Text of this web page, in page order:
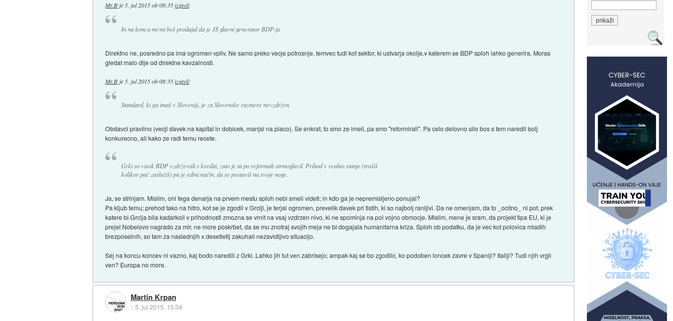
Mr.Bje5. jul 2015 ob 08:35 izjavil:
In na koncu mi mi boš prodajal da je JS glavni generator BDP-ja
Direktno ne, posredno pa ima ogromen vpliv. Ne samo preko vecje potrosnje, temvec tudi kot sektor, ki ustvarja okolje,v katerem se BDP sploh lahko generira. Moras
gledat malo dlje od direktne kavzalnosti.
Mr.B je 5. jul 2015 ob 08:35 izjavil:
Standard, ki ga imaš v Sloveniji, je za Slovenske razmere nevzdržen.
Obdavci pravilno (vecji davek na kapital in dobicek, manjsi na placo). Se enkrat, to smo ze imeli, pa smo "reformirali". Pa celo delovno silo bos s tem naredil bolj
konkurecno, ali kako ze radi temu recete.
Grki so visok BDP vzdrževali s krediti, zato je ta po reformah strmoglavil. Prihod v realno stanje (trošiš
kolikor pač zaslužiš) pa je edini način, da se postaviš na svoje noge.
Ja, se strinjam. Mislim, oni tega denarja na prvem mestu sploh nebi smeli videti; in kdo ga je nepremisljeno ponujal?
Pa kljub temu; prehod tako na hitro, kot se je zgodil v Grciji, je terjal ogromen, prevelik davek pri tistih, ki so najbolj ranljivi. Da ne omenjam, da to _ocitno_ ni pot, prek
katere bi Grcija bila kadarkoli v prihodnosti zmozna se vrnit na vsaj vzdrzen nivo, ki ne spominja na pol vojno obmocje. Mislim, mene je sram, da projekt tipa EU, ki je
prejel Nobelovo nagrado za mir, ne more poskrbet, da se mu znotraj svojih meja ne bi dogajala humanitarna kriza. Sploh ob podatku, da je vec kot polovica mladih
brezposelnih, so tam za naslednjih x desetletij zakuhali nezavidljivo situacijo.
Sej na koncu koncev ni vazno, kaj bodo naredili z Grki. Lahko jih tut ven zabrisejo; ampak kaj se bo zgodilo, ko podoben loncek zavre v Spaniji? Italiji? Tudi njih vrgli
ven? Europa no more.
Martin Krpan
::5. jul 2015, 15:34